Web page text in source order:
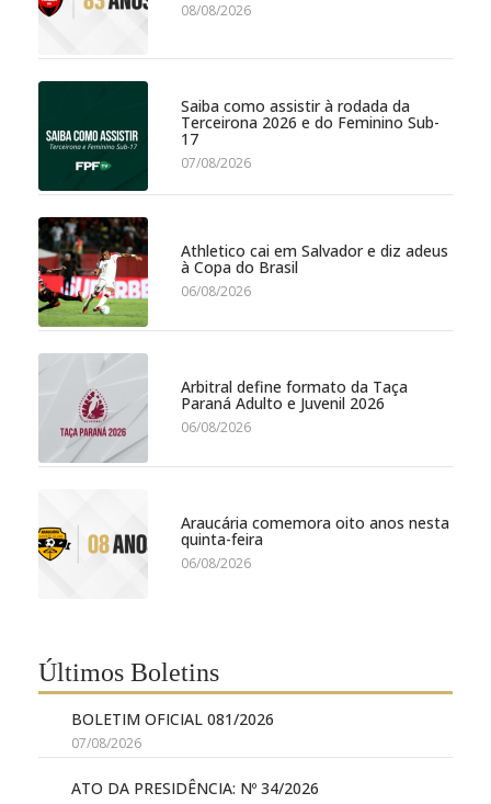
08/08/2026
Saiba como assistir à rodada da
Terceirona 2026 e do Feminino Sub-
17
07/08/2026
Athletico cai em Salvador e diz adeus
à Copa do Brasil
06/08/2026
Arbitral define formato da Taça
Paraná Adulto e Juvenil 2026
06/08/2026
Araucária comemora oito anos nesta
quinta-feira
06/08/2026
Últimos Boletins
BOLETIM OFICIAL 081/2026
07/08/2026
ATO DA PRESIDÊNCIA: Nº 34/2026